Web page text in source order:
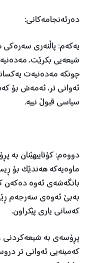
دەرئەنجامەکانی:
یەکەم: پاڵنەری
شیعەیی بکرێت،
چونکە مەدەنیەت
ئەوانی تر، ئەمەش بۆ
سیاسی قبوڵ نییە.
دووەم: کۆتاییهێنان بە
ماوەیەکە هەندێک بۆ
بانگەشەی ئەوە دەکەن
بەبێ ئەوەی سەرجەم
کەسانی یاری پێکراون.
پڕۆسەی بە شیعەکردنی
کەمینەیی ئەوانی تر